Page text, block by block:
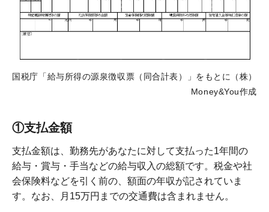
国税庁「給与所得の源泉徴収票（同合計表）」をもとに（株）
Money&You作成
①支払金額
支払金額は、勤務先があなたに対して支払った1年間の
給与・賞与・手当などの給与収入の総額です。税金や社
会保険料などを引く前の、額面の年収が記されていま
す。なお、月15万円までの交通費は含まれません。